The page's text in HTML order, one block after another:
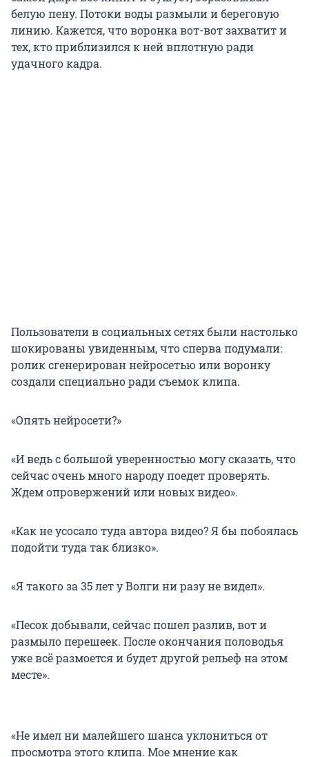
белую пену. Потоки воды размыли и береговую
линию. Кажется, что воронка вот-вот захватит и
тех, кто приблизился к ней вплотную ради
удачного кадра.
Пользователи в социальных сетях были настолько
шокированы увиденным, что сперва подумали:
ролик сгенерирован нейросетью или воронку
создали специально ради съемок клипа.
«Опять нейросети?»
«И ведь с большой уверенностью могу сказать, что
сейчас очень много народу поедет проверять.
Ждем опровержений или новых видео».
«Как не усосало туда автора видео? Я бы побоялась
подойти туда так близко».
«Я такого за35 лету Волги ни разу не видел».
«Песок добывали, сейчас пошел разлив, вот и
размыло перешеек. После окончания половодья
уже всё размоется и будет другой рельеф на этом
месте».
«Не имел ни малейшего шанса уклониться от
просмотра этого клипа. Мое мнение как